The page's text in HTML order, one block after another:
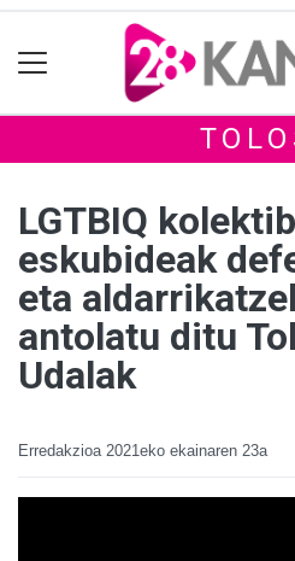
LGTBIQ
eskubideak
eta
antolatu ditu
Udalak
Erredakzioa 2021eko ekainaren 23a